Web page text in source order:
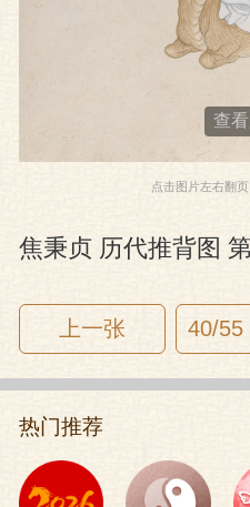
点击图片左右翻
查
焦秉贞 历代推背图
上一张 40/55
热门推荐